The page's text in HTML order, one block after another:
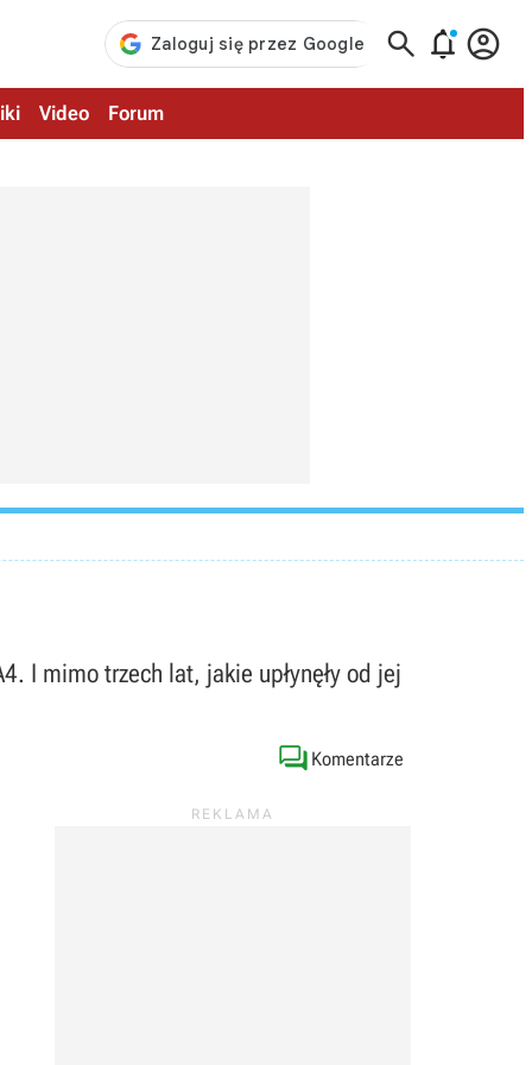
  
Video Forum
I mimo trzech lat, jakie upłynęły od jej
 Komentarze